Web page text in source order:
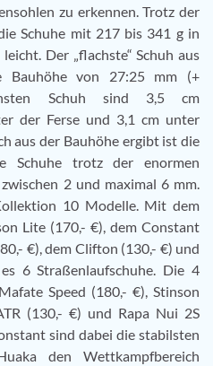
zu erkennen. Trotz der
Schuhe mit 217 bis 341 g in
Der „flachste“ Schuh aus
Bauhöhe von 27:25 mm (+
Schuh sind 3,5 cm
der Ferse und 3,1 cm unter
aus der Bauhöhe ergibt ist die
Schuhe trotz der enormen
2 und maximal 6 mm.
10 Modelle. Mit dem
Lite (170,- €), dem Constant
€), dem Clifton (130,- €) und
6 Straßenlaufschuhe. Die 4
Speed (180,- €), Stinson
(130,- €) und Rapa Nui 2S
sind dabei die stabilsten
den Wettkampfbereich